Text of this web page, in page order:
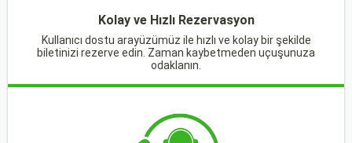
Kolay ve Hızlı Rezervasyon
Kullanıcı dostu arayüzümüz ile hızlı ve kolay bir şekilde
biletinizi rezerve edin. Zaman kaybetmeden uçuşunuza
odaklanın.